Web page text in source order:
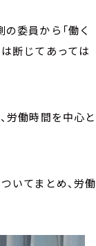
委員から「働く
断じてあっては
労働時間を中心と
いてまとめ、労働